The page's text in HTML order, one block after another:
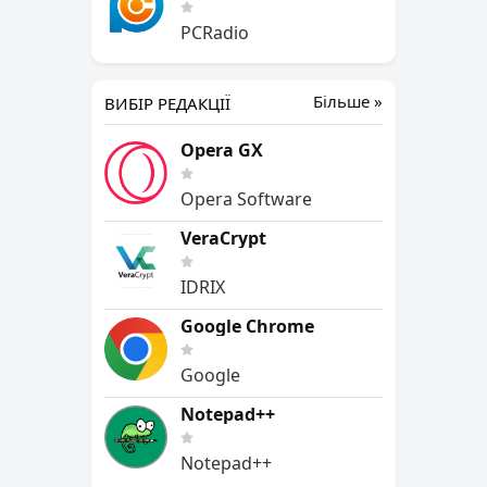
PCRadio
Більше »
ВИБІР РЕДАКЦІЇ
Opera GX
Opera Software
VeraCrypt
IDRIX
Google Chrome
Google
Notepad++
Notepad++